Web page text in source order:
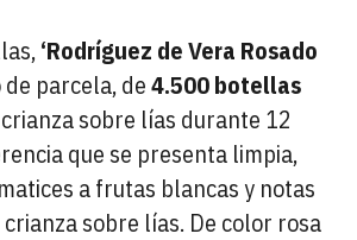
‘Rodríguez de Vera Rosado
de parcela, de4.500 botellas
sobre lías durante 12
que se presenta limpia,
a frutas blancas y notas
sobre lías. De color rosa